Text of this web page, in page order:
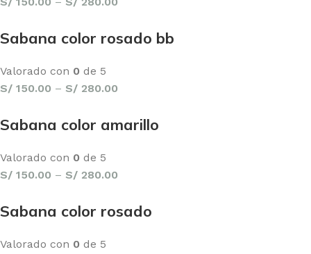
Sabana color rosado bb
Valorado con 0 de 5
S/ 150.00 – S/ 280.00
Sabana color amarillo
Valorado con 0 de 5
S/ 150.00 – S/ 280.00
Sabana color rosado
Valorado con 0 de 5